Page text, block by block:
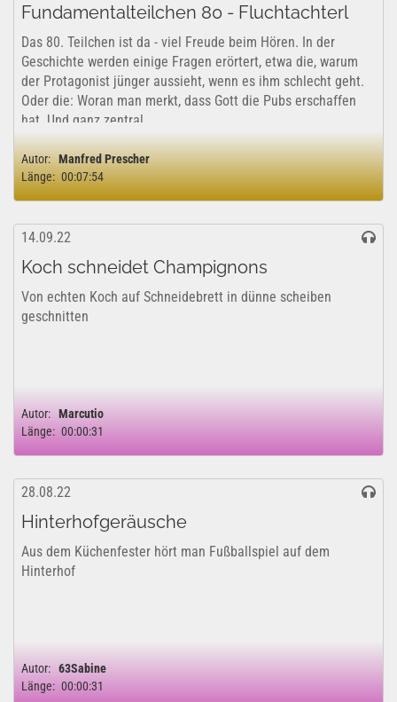
Fundamentalteilchen 80 - Fluchtachterl
Das 80. Teilchen ist da - viel Freude beim Hören. In der
Geschichte werden einige Fragen erörtert, etwa die, warum
der Protagonist jünger aussieht, wenn es ihm schlecht geht.
Oder die: Woran man merkt, dass Gott die Pubs erschaffen
hat. Und ganz zentral,...
Autor: Manfred Prescher
Länge: 00:07:54
14.09.22
Koch schneidet Champignons
Von echten Koch auf Schneidebrett in dünne scheiben
geschnitten
Autor: Marcutio
Länge: 00:00:31
28.08.22
Hinterhofgeräusche
Aus dem Küchenfester hört man Fußballspiel auf dem
Hinterhof
Autor: 63Sabine
Länge: 00:00:31